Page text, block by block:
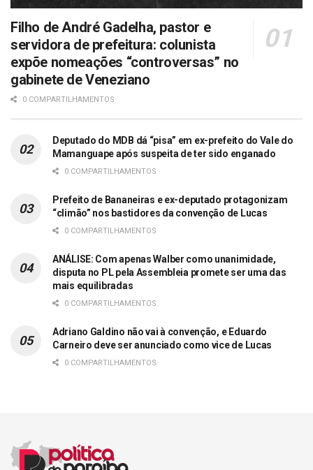
Filho de André Gadelha, pastor e
servidora de prefeitura: colunista
expõe nomeações “controversas” no
gabinete de Veneziano
0 COMPARTILHAMENTOS
Deputado do MDB dá “pisa” em ex-prefeito do Vale do
Mamanguape após suspeita de ter sido enganado
0 COMPARTILHAMENTOS
Prefeito de Bananeiras e ex-deputado protagonizam
“climão” nos bastidores da convenção de Lucas
0 COMPARTILHAMENTOS
ANÁLISE: Com apenas Walber como unanimidade,
disputa no PL pela Assembleia promete ser uma das
mais equilibradas
0 COMPARTILHAMENTOS
Adriano Galdino não vai à convenção, e Eduardo
Carneiro deve ser anunciado como vice de Lucas
0 COMPARTILHAMENTOS